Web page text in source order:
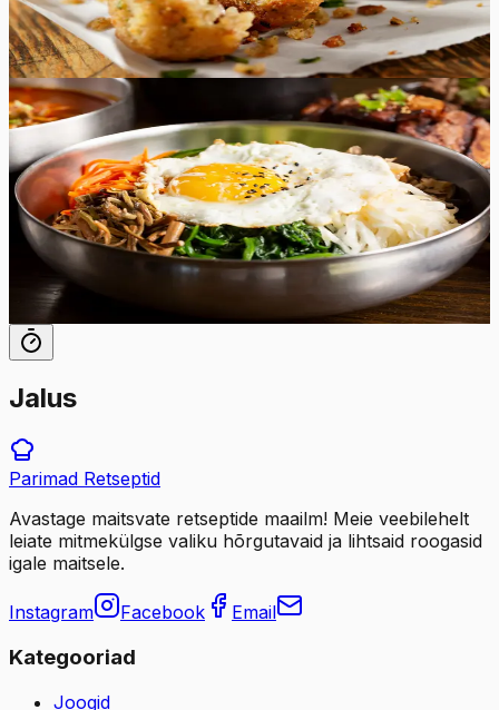
55min
18tk
Raske
5.0Hinnang:
Bibimbap
Tuntud klassikaline Korea riisikauss ehk bibimbap on
lihtne ja ilus roog, mis toob kokku erinevad köögiviljad,
veiseliha ning maitsva ja vürtsika bibimbap-kastme.
70min
4tk
Jalus
Parimad Retseptid
Avastage maitsvate retseptide maailm! Meie veebilehelt
leiate mitmekülgse valiku hõrgutavaid ja lihtsaid roogasid
igale maitsele.
Instagram Facebook Email
Kategooriad
Joogid